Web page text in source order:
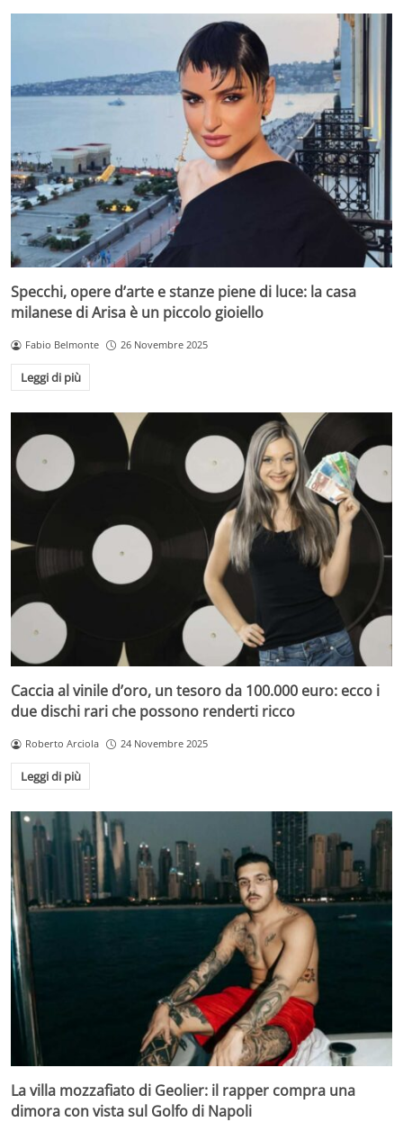
Specchi, opere d’arte e stanze piene di luce: la casa
milanese di Arisa è un piccolo gioiello
Fabio Belmonte 26 Novembre 2025
Leggi di più
Caccia al vinile d’oro, un tesoro da 100.000 euro: ecco i
due dischi rari che possono renderti ricco
Roberto Arciola 24 Novembre 2025
Leggi di più
La villa mozzafiato di Geolier: il rapper compra una
dimora con vista sul Golfo di Napoli